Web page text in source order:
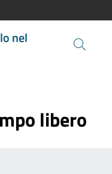
nel
libero